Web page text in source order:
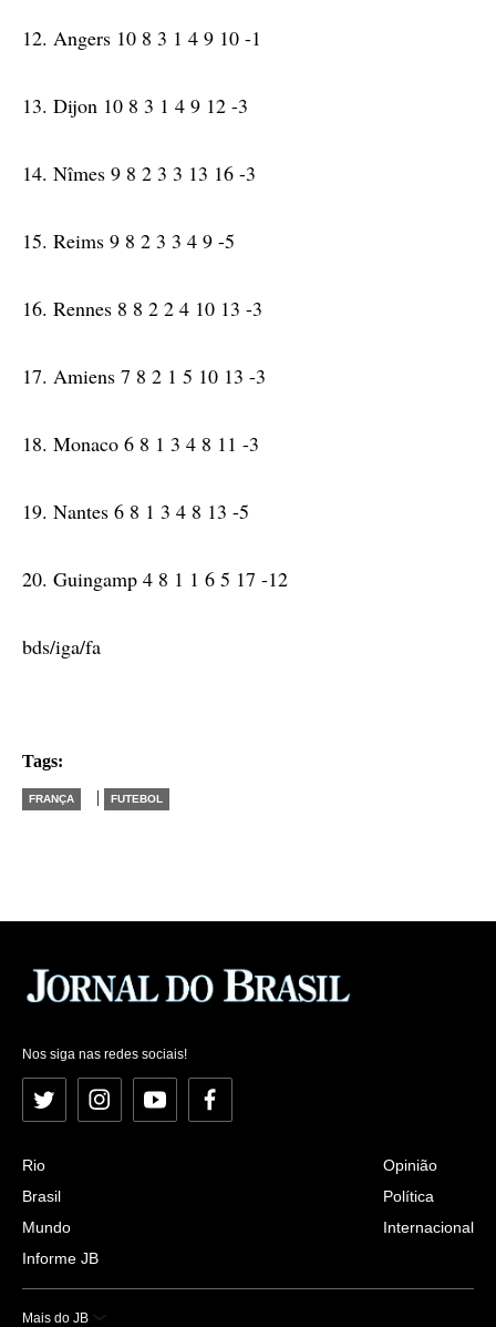
12. Angers 10 8 3 1 4 9 10 -1
13. Dijon 10 8 3 1 4 9 12 -3
14. Nîmes 9 8 2 3 3 13 16 -3
15. Reims 9 8 2 3 3 4 9 -5
16. Rennes 8 8 2 2 4 10 13 -3
17. Amiens 7 8 2 1 5 10 13 -3
18. Monaco 6 8 1 3 4 8 11 -3
19. Nantes 6 8 1 3 4 8 13 -5
20. Guingamp 4 8 1 1 6 5 17 -12
bds/iga/fa
Tags:
FRANÇA | FUTEBOL
Nos siga nas redes sociais!
Twitter InstagramYouTubeFacebook
Rio
Brasil
Mundo
Informe JB
Opinião
Política
Internacional
Mais do JB